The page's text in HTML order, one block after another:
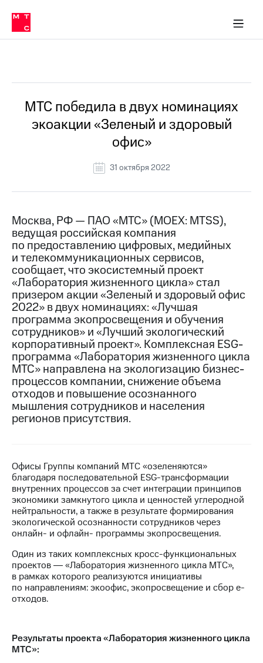
Медиа-центр
и акционерам
Устойчивое развитие
Комплаенс и деловая этика
компании
Карьера
История
компании
информация
Контакты
Медиа-центр
Пресс-
релизы
МТС
о технологиях
Достижения
Интервью
Финансовая
отчетность
Контакты
Новости
и акционерам
Корпоративное
управление
Корпоративный
секретарь
Раскрытие
информации
Информация
акционерам
Документы
ПАО
кабинет
в МТС
Пресс-
релизы
МТС победила в двух номинациях
экоакции «Зеленый и здоровый
офис»
31 октября 2022
Москва, РФ — ПАО «МТС» (MOEX: MTSS),
ведущая российская компания
по предоставлению цифровых, медийных
и телекоммуникационных сервисов,
сообщает, что экосистемный проект
«Лаборатория жизненного цикла» стал
призером акции «Зеленый и здоровый офис
2022» в двух номинациях: «Лучшая
программа экопросвещения и обучения
сотрудников» и «Лучший экологический
корпоративный проект». Комплексная ESG-
программа «Лаборатория жизненного цикла
МТС» направлена на экологизацию бизнес-
процессов компании, снижение объема
отходов и повышение осознанного
мышления сотрудников и населения
регионов присутствия.
Офисы Группы компаний МТС «озеленяются»
благодаря последовательной ESG-трансформации
внутренних процессов за счет интеграции принципов
экономики замкнутого цикла и ценностей углеродной
нейтральности, а также в результате формирования
экологической осознанности сотрудников через
онлайн- и офлайн- программы экопросвещения.
Один из таких комплексных кросс-функциональных
проектов ― «Лаборатория жизненного цикла МТС»,
в рамках которого реализуются инициативы
по направлениям: экоофис, экопросвещение и сбор е-
отходов.
Результаты проекта «Лаборатория жизненного цикла
МТС»: